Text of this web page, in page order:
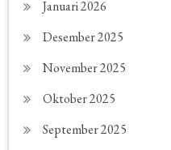
Januari 2026
Desember 2025
November 2025
Oktober 2025
September 2025